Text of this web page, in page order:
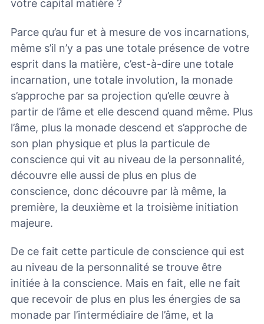
votre capital matière ?
Parce qu’au fur et à mesure de vos incarnations,
même s’il n’y a pas une totale présence de votre
esprit dans la matière, c’est-à-dire une totale
incarnation, une totale involution, la monade
s’approche par sa projection qu’elle œuvre à
partir de l’âme et elle descend quand même. Plus
l’âme, plus la monade descend et s’approche de
son plan physique et plus la particule de
conscience qui vit au niveau de la personnalité,
découvre elle aussi de plus en plus de
conscience, donc découvre par là même, la
première, la deuxième et la troisième initiation
majeure.
De ce fait cette particule de conscience qui est
au niveau de la personnalité se trouve être
initiée à la conscience. Mais en fait, elle ne fait
que recevoir de plus en plus les énergies de sa
monade par l’intermédiaire de l’âme, et la